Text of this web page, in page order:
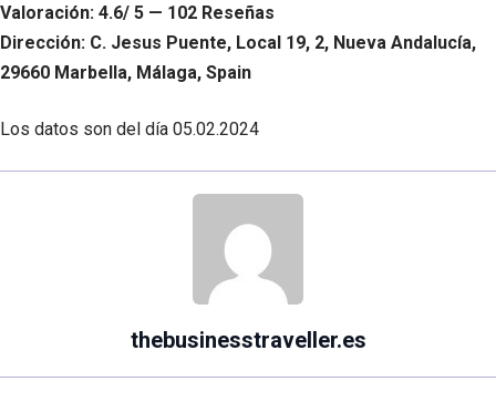
Valoración: 4.6/ 5 — 102 Reseñas
Dirección: C. Jesus Puente, Local 19, 2, Nueva Andalucía,
29660 Marbella, Málaga, Spain
Los datos son del día 05.02.2024
thebusinesstraveller.es